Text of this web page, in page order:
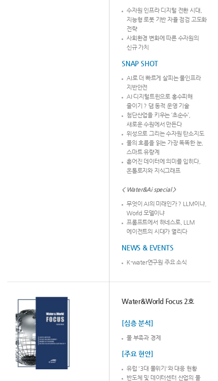
수자원 인프라 디지털 전환 시대,
지능형 로봇 기반 자율 점검 고도화
전략
사회환경 변화에 따른 수자원의
신규 가치
SNAP SHOT
AI로 더 빠르게 살피는 물인프라
지반안전
AI·디지털트윈으로 홍수피해
줄이기 ? 댐 동적 운영 기술
첨단산업을 키우는 ‘초순수’,
새로운 수원에서 만든다
위성으로 그리는 수자원 탄소지도
물의 흐름을 읽는 가장 똑똑한 눈,
스마트 유량계
흩어진 데이터에 의미를 입히다,
온톨로지와 지식그래프
< Water&Ai special >
무엇이 AI의 미래인가 ? LLM이냐,
World 모델이냐
프롬프트에서 하네스로, LLM
에이전트의 시대가 열리다
NEWS & EVENTS
K-water연구원 주요 소식
Water&World Focus 2호
[심층 분석]
물 부족과 경제
[주요 현안]
유럽 '3대 물위기'와 대응 현황
반도체 및 데이터센터 산업의 물